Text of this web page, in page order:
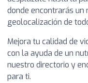
donde encontrarás
geolocalización de
Mejora tu calidad de
con la ayuda de un
nuestro directorio y
para ti.